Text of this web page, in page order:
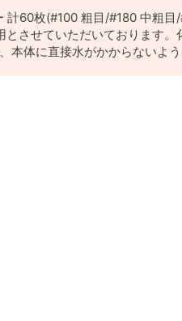
計60枚(#100 粗目/#180 中粗
させていただいております。
本体に直接水がかからないよう